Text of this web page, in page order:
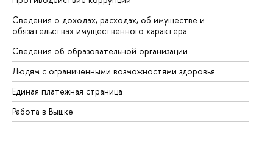
Сведения о доходах, расходах, об имуществе и
обязательствах имущественного характера
Сведения об образовательной организации
Людям с ограниченными возможностями здоровья
Единая платежная страница
Работа в Вышке